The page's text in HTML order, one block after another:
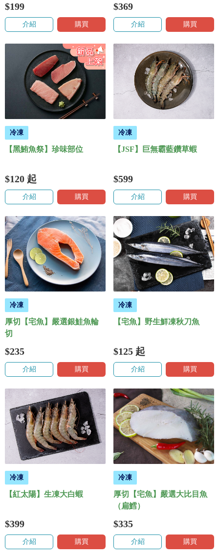
$199
介紹 購買
$369
介紹 購買
冷凍
【黑鮪魚祭】珍味部位
$120 起
介紹 購買
冷凍
【JSF】巨無霸藍鑽草蝦
$599
介紹 購買
冷凍
厚切【宅魚】嚴選銀鮭魚輪
切
$235
介紹 購買
冷凍
【宅魚】野生鮮凍秋刀魚
$125 起
介紹 購買
冷凍
【紅太陽】生凍大白蝦
$399
介紹 購買
冷凍
厚切【宅魚】嚴選大比目魚
（扁鱈）
$335
介紹 購買